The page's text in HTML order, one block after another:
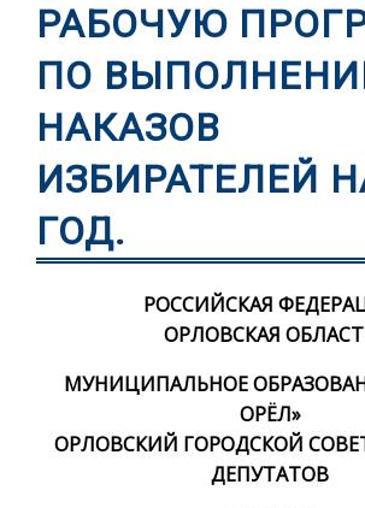
РАБОЧУЮ
ПО
НАКАЗОВ
ИЗБИРАТЕЛЕЙ
ГОД.
РОССИЙСКАЯ
ОРЛОВСКАЯ
МУНИЦИПАЛЬНОЕ
ОРЁЛ»
ОРЛОВСКИЙ ГОРОДСКОЙ
ДЕПУТАТОВ